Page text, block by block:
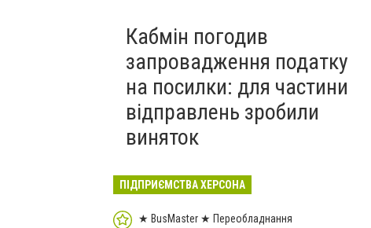
Кабмін погодив
запровадження податку
на посилки: для частини
відправлень зробили
виняток
ПІДПРИЄМСТВА ХЕРСОНА
★ BusMaster ★ Переобладнання